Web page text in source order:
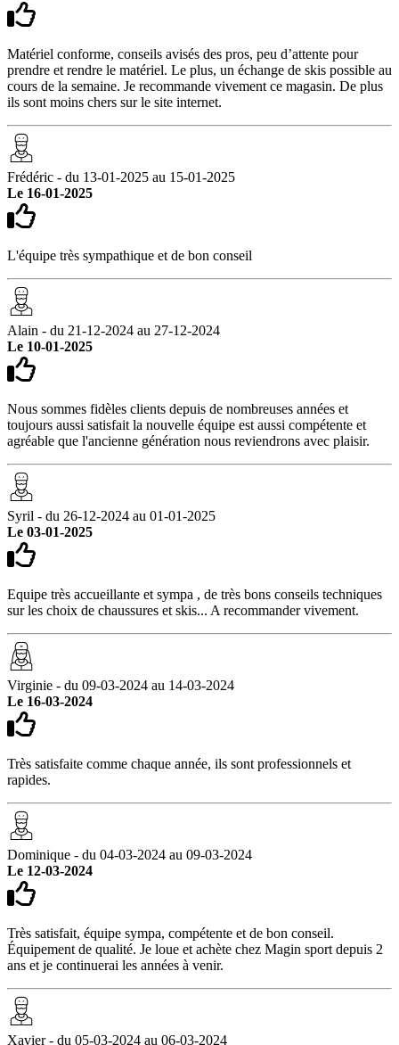
Matériel conforme, conseils avisés des pros, peu d’attente pour
prendre et rendre le matériel. Le plus, un échange de skis possible au
cours de la semaine. Je recommande vivement ce magasin. De plus
ils sont moins chers sur le site internet.
Frédéric - du 13-01-2025 au 15-01-2025
Le 16-01-2025
L'équipe très sympathique et de bon conseil
Alain - du 21-12-2024 au 27-12-2024
Le 10-01-2025
Nous sommes fidèles clients depuis de nombreuses années et
toujours aussi satisfait la nouvelle équipe est aussi compétente et
agréable que l'ancienne génération nous reviendrons avec plaisir.
Syril - du 26-12-2024 au 01-01-2025
Le 03-01-2025
Equipe très accueillante et sympa , de très bons conseils techniques
sur les choix de chaussures et skis... A recommander vivement.
Virginie - du 09-03-2024 au 14-03-2024
Le 16-03-2024
Très satisfaite comme chaque année, ils sont professionnels et
rapides.
Dominique - du 04-03-2024 au 09-03-2024
Le 12-03-2024
Très satisfait, équipe sympa, compétente et de bon conseil.
Équipement de qualité. Je loue et achète chez Magin sport depuis 2
ans et je continuerai les années à venir.
Xavier - du 05-03-2024 au 06-03-2024